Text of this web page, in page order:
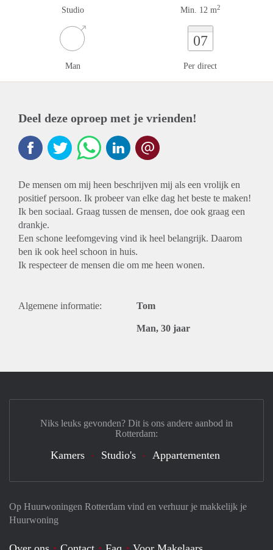
Studio Min. 12 m2
Man
07
Per direct
Deel deze oproep met je vrienden!
De mensen om mij heen beschrijven mij als een vrolijk en
positief persoon. Ik probeer van elke dag het beste te maken!
Ik ben sociaal. Graag tussen de mensen, doe ook graag een
drankje.
Een schone leefomgeving vind ik heel belangrijk. Daarom
ben ik ook heel schoon in huis.
Ik respecteer de mensen die om me heen wonen.
Algemene informatie: Tom
Man, 30 jaar
Op Huurwoningen Rotterdam vind en verhuur je makkelijk je
Huurwoning
Niks leuks gevonden? Dit is ons andere aanbod in
Rotterdam:
Kamers Studio's Appartementen